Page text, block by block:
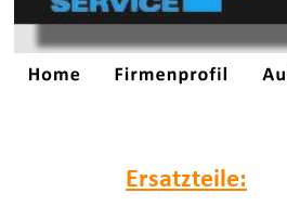
Ersatzteile: